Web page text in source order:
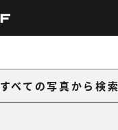
すべての写真から検索